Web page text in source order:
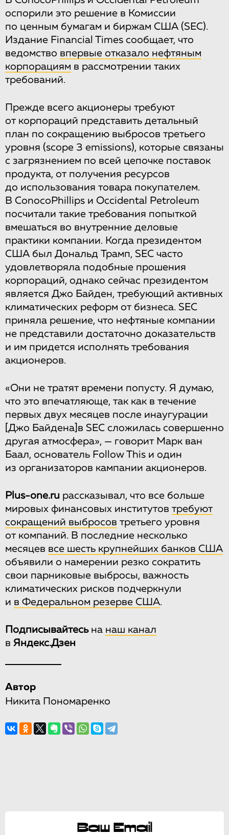
оспорили это решение в Комиссии
по ценным бумагам и биржам США (SEC).
Издание Financial Times сообщает, что
ведомство впервые отказало нефтяным
корпорациям в рассмотрении таких
требований.
Прежде всего акционеры требуют
от корпораций представить детальный
план по сокращению выбросов третьего
уровня (scope 3 emissions), которые связаны
с загрязнением по всей цепочке поставок
продукта, от получения ресурсов
до использования товара покупателем.
В ConocoPhillips и Occidental Petroleum
посчитали такие требования попыткой
вмешаться во внутренние деловые
практики компании. Когда президентом
США был Дональд Трамп, SEС часто
удовлетворяла подобные прошения
корпораций, однако сейчас президентом
является Джо Байден, требующий активных
климатических реформ от бизнеса. SEС
приняла решение, что нефтяные компании
не представили достаточно доказательств
и им придется исполнять требования
акционеров.
«Они не тратят времени попусту. Я думаю,
что это впечатляюще, так как в течение
первых двух месяцев после инаугурации
[Джо Байдена] в SEС сложилась совершенно
другая атмосфера», — говорит Марк ван
Баал, основатель Follow This и один
из организаторов кампании акционеров.
Plus-one.ru рассказывал, что все больше
мировых финансовых институтов требуют
сокращений выбросов третьего уровня
от компаний. В последние несколько
месяцев все шесть крупнейших банков США
объявили о намерении резко сократить
свои парниковые выбросы, важность
климатических рисков подчеркнули
и в Федеральном резерве США.
Подписывайтесьна наш канал
в Яндекс.Дзен
Автор
Никита Пономаренко
Ваш Email